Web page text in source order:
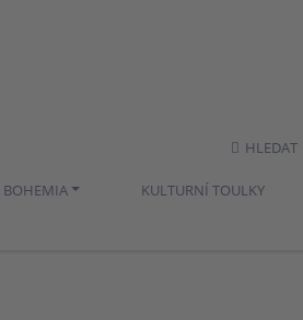
HLEDAT
BOHEMIA KULTURNÍ TOULKY